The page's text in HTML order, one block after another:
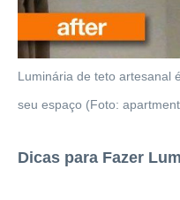
Luminária de teto artesanal
seu espaço (Foto:
Dicas para Fazer